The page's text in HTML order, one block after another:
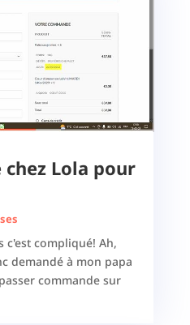
chez Lola pour
c'est compliqué! Ah,
demandé à mon papa
commande sur